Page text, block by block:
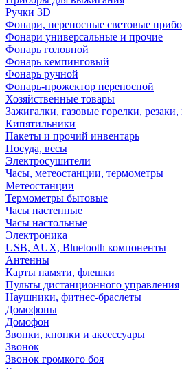
Ручки 3D
Фонари, переносные световые
Фонари универсальные и прочие
Фонарь головной
Фонарь кемпинговый
Фонарь ручной
Фонарь-прожектор переносной
Хозяйственные товары
Зажигалки, газовые горелки,
Кипятильники
Пакеты и прочий инвентарь
Посуда, весы
Электросушители
Часы, метеостанции, термометры
Метеостанции
Термометры бытовые
Часы настенные
Часы настольные
Электроника
USB, AUX, Bluetooth компоненты
Антенны
Карты памяти, флешки
Пульты дистанционного управления
Наушники, фитнес-браслеты
Домофоны
Домофон
Звонки, кнопки и аксессуары
Звонок
Звонок громкого боя